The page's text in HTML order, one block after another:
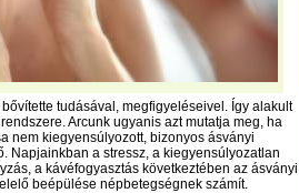
tudásával, megfigyeléseivel. Így alakult
Arcunk ugyanis azt mutatja meg, ha
nem kiegyensúlyozott, bizonyos ásványi
Napjainkban a stressz, a kiegyensúlyozatlan
a kávéfogyasztás következtében az ásványi
beépülése népbetegségnek számít.